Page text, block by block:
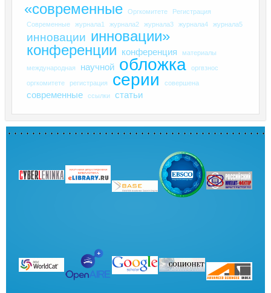
«современные Оргкомитете
Регистрация
Современные
журнала1 журнала2 журнала3 журнала4 журнала5
инновации инновации»
конференции
конференция материалы
международная научной обложка оргвзнос
оргкомитете регистрация серии совершена
современные ссылки статьи